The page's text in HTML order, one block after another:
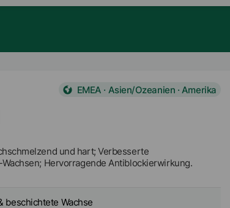
EMEA · Asien/Ozeanien · Amerika
und hart; Verbesserte
Hervorragende Antiblockierwirkung.
beschichtete Wachse